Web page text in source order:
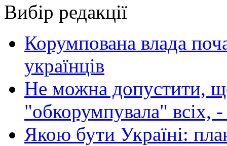
Вибір редакції
Корумпована влада
українців
Не можна допустити,
"обкорумпувала" всіх,
Якою бути Україні: